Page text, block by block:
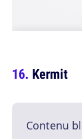
Kermit
Contenu